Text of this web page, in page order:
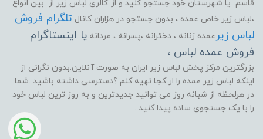
قاسم یا شهرستان خود جستجو کنید و از گالری لباس زیر از بین انواع
،لباس زیر خاص عمده ، بدون جستجو در هزاران کانال تلگرام فروش
لباس زیر عمده زنانه ، دخترانه ،پسرانه ، مردانه.یا اینستاگرام
فروش عمده لباس ،
بزرگترین مرکز پخش لباس زیر ایران به صورت آنلاین.بدون نگرانی از
اینکه لباس زیر عمده را ار کجا تهیه کنم ؟دسترسی داشته باشید .شما
در هرلحظه از شبانه روز می توانید جدیدترین و به روز ترین لباس خود
را با یک جستجوی ساده پیدا کنید .